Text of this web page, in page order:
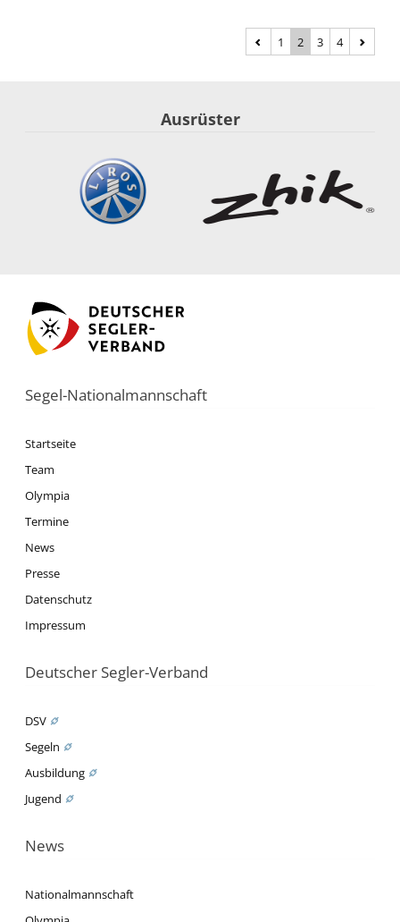
1 2 3 4
Ausrüster
Segel-Nationalmannschaft
Startseite
Team
Olympia
Termine
News
Presse
Datenschutz
Impressum
Deutscher Segler-Verband
DSV
Segeln
Ausbildung
Jugend
News
Nationalmannschaft